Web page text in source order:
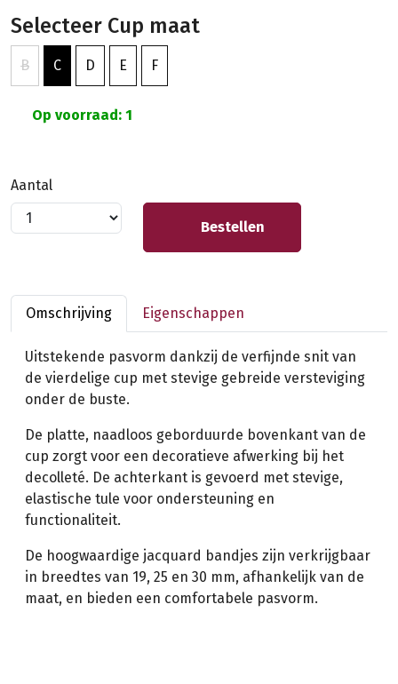
Selecteer Cup maat
B C D E F
Op voorraad: 1
Aantal
Bestellen
Omschrijving Eigenschappen
Uitstekende pasvorm dankzij de verfijnde snit van
de vierdelige cup met stevige gebreide versteviging
onder de buste.
De platte, naadloos geborduurde bovenkant van de
cup zorgt voor een decoratieve afwerking bij het
decolleté. De achterkant is gevoerd met stevige,
elastische tule voor ondersteuning en
functionaliteit.
De hoogwaardige jacquard bandjes zijn verkrijgbaar
in breedtes van 19, 25 en 30 mm, afhankelijk van de
maat, en bieden een comfortabele pasvorm.